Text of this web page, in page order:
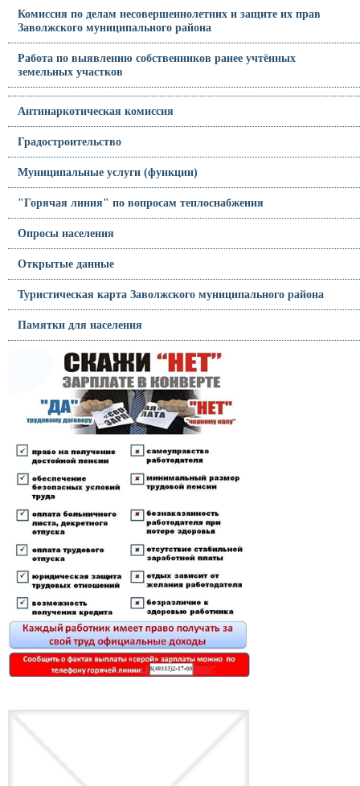
Комиссия по делам несовершеннолетних и защите их прав
Заволжского муниципального района
Работа по выявлению собственников ранее учтённых
земельных участков
Антинаркотическая комиссия
Градостроительство
Муниципальные услуги (функции)
"Горячая линия" по вопросам теплоснабжения
Опросы населения
Открытые данные
Туристическая карта Заволжского муниципального района
Памятки для населения